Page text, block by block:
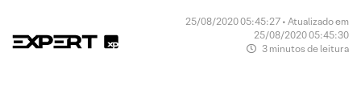
25/08/2020 05:45:27 • Atualizado em
25/08/2020 05:45:30
3 minutos de leitura